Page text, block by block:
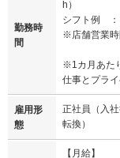
勤務時
間
h）
シフト例
※店舗営業時
※1カ月あた
仕事とプラ
雇用形
態
正社員（入
転換）
【月給】